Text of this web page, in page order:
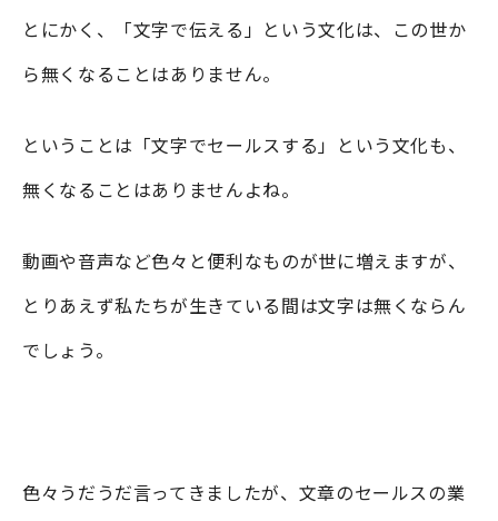
とにかく、「文字で伝える」という文化は、この世か
ら無くなることはありません。
ということは「文字でセールスする」という文化も、
無くなることはありませんよね。
動画や音声など色々と便利なものが世に増えますが、
とりあえず私たちが生きている間は文字は無くならん
でしょう。
色々うだうだ言ってきましたが、文章のセールスの業